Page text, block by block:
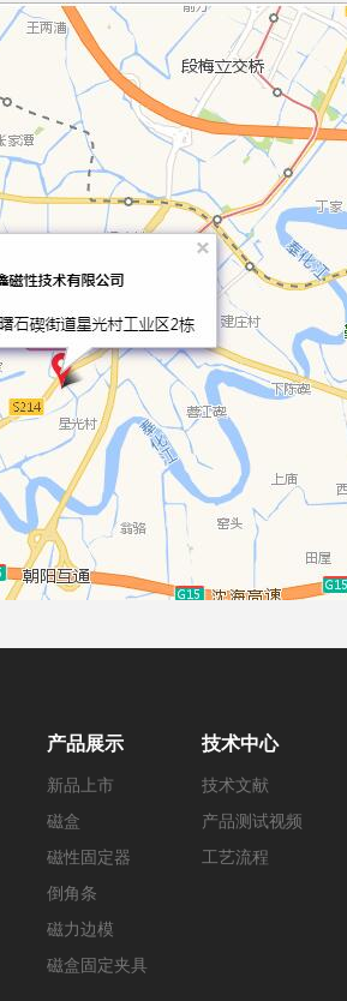
产品展示
新品上市
磁盒
磁性固定器
倒角条
磁力边模
磁盒固定夹具
技术中心
技术文献
产品测试视频
工艺流程